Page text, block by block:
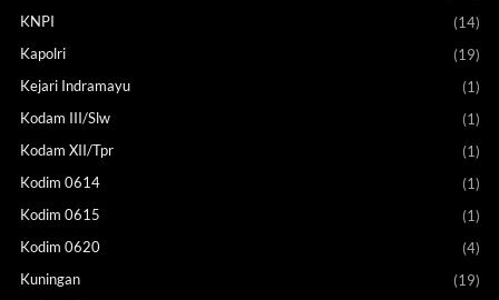
KNPI
(14)
Kapolri
(19)
Kejari Indramayu
(1)
Kodam III/Slw
(1)
Kodam XII/Tpr
(1)
Kodim 0614
(1)
Kodim 0615
(1)
Kodim 0620
(4)
Kuningan
(19)